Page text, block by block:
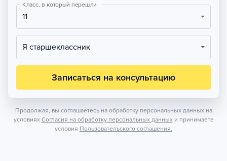
Класс, в который перешли
11
Я старшеклассник
Записаться на консультацию
Продолжая, вы соглашаетесь на обработку персональных данных на
условиях Согласия на обработку персональных данных и принимаете
условия Пользовательского соглашения.